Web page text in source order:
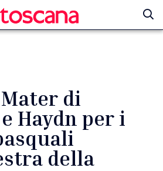
di
Haydn per i
della